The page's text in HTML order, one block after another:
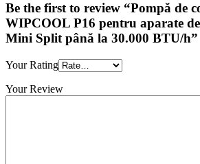
Be the first to review “Pompă de
WIPCOOL P16 pentru aparate
Mini Split până la 30.000 BTU/h”
Your Rating
Your Review